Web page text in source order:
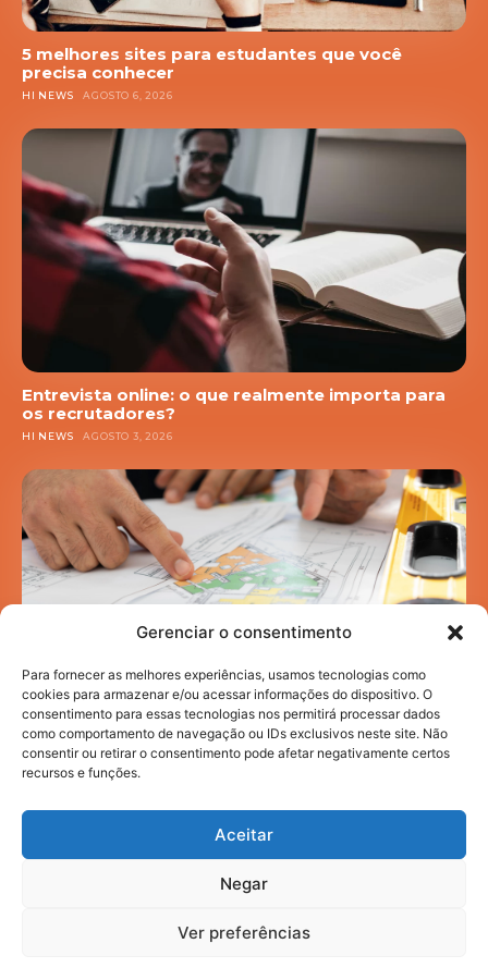
Gerenciar o consentimento
Para fornecer as melhores experiências, usamos tecnologias como
cookies para armazenar e/ou acessar informações do dispositivo. O
consentimento para essas tecnologias nos permitirá processar dados
como comportamento de navegação ou IDs exclusivos neste site. Não
consentir ou retirar o consentimento pode afetar negativamente certos
recursos e funções.
Aceitar
Negar
Ver preferências
5 melhores sites para estudantes que você
precisa conhecer
HI NEWS AGOSTO 6, 2026
Entrevista online: o que realmente importa para
os recrutadores?
HI NEWS AGOSTO 3, 2026
Mobilidade acadêmica: como a infraestrutura
urbana impacta sua rotina de estudos
HI NEWS JULHO 30, 2026
2025. todos os direitos reservados.